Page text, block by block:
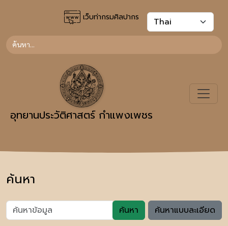
เว็บท่ากรมศิลปากร
อุทยานประวัติศาสตร์ กำแพงเพชร
ค้นหา
ค้นหา ค้นหาแบบละเอียด